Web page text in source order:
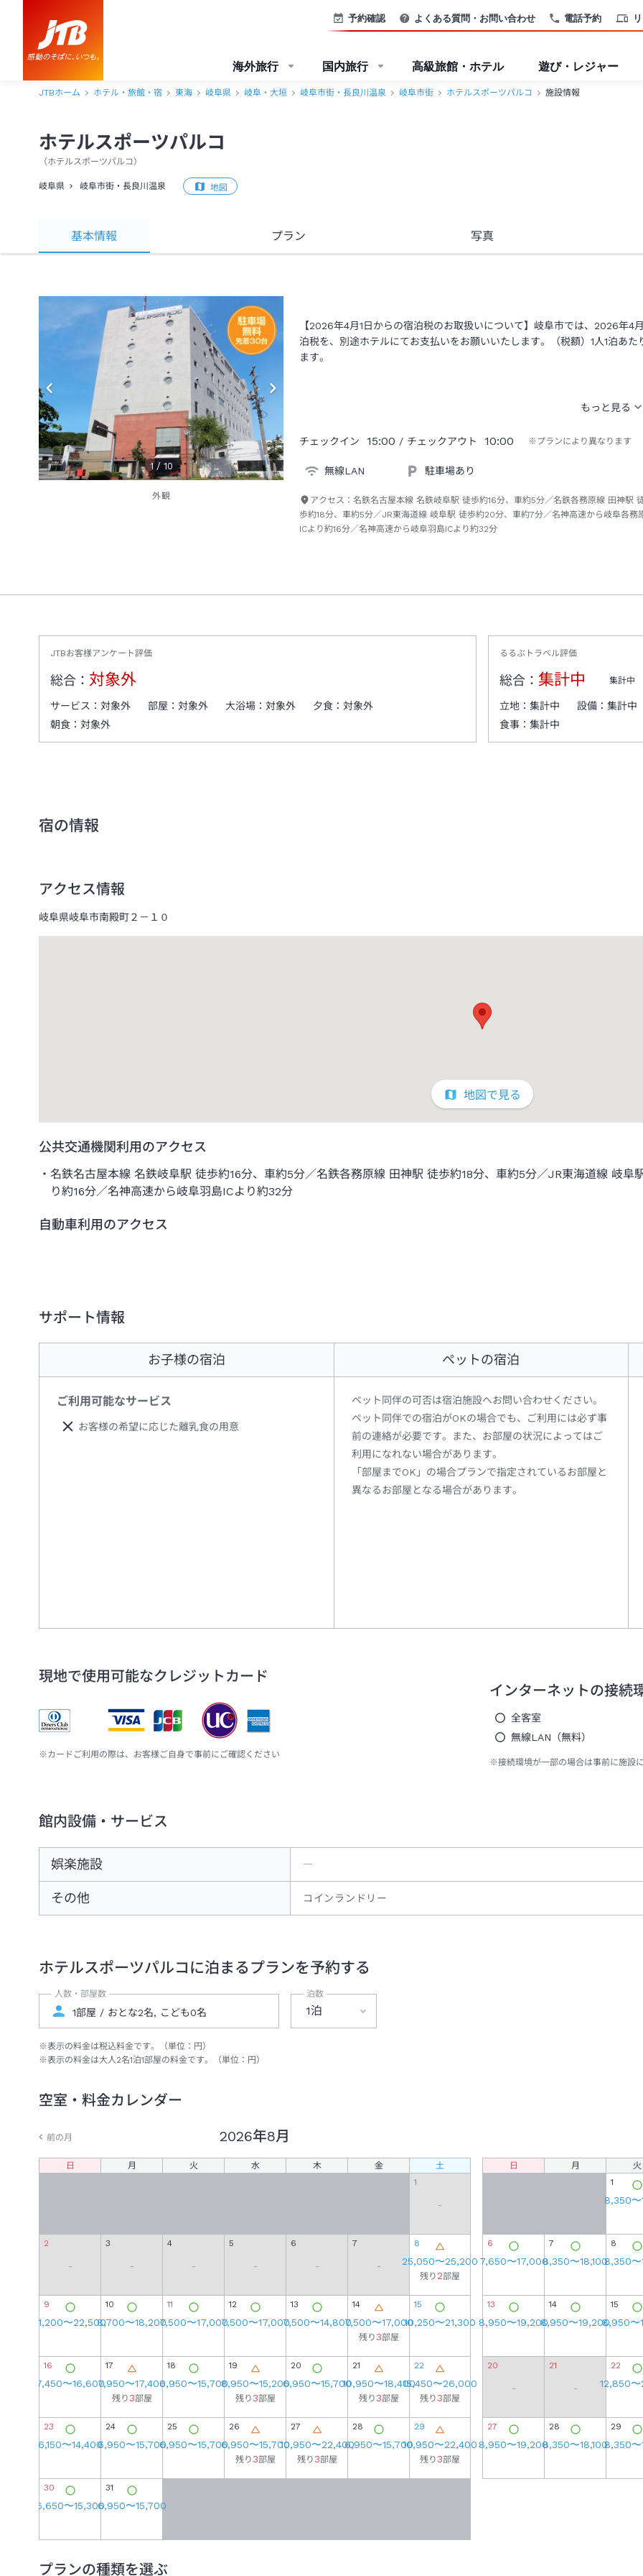
電話予約
予約確認 よくある質問・お問い合わせ
海外旅行 国内旅行 高級旅館・ホテル 遊び・レジャー
JTBホーム ホテル・旅館・宿 東海 岐阜県 岐阜・大垣 岐阜市街・長良川温泉 岐阜市街 ホテルスポーツパルコ 施設情報
ホテルスポーツパルコ
（ホテルスポーツパルコ ）
岐阜県 岐阜市街・長良川温泉 地図
基本情報 プラン 写真
1 / 10
外観
【2026年4月1日からの宿泊税のお取扱いについて】岐阜市では、2026年
泊税を、別途ホテルにてお支払いをお願いいたします。（税額）1人1泊
ます。
チェックイン 15:00 / チェックアウト 10:00 ※プランにより異なります
無線LAN 駐車場あり
アクセス：名鉄名古屋本線 名鉄岐阜駅 徒歩約16分、車約5分／名鉄各務原線 田神駅
歩約18分、車約5分／JR東海道線 岐阜駅 徒歩約20分、車約7分／名神高速から岐阜各務
ICより約16分／名神高速から岐阜羽島ICより約32分
JTBお客様アンケート評価
総合： 対象外
サービス： 対象外 部屋： 対象外 大浴場： 対象外 夕食： 対象外
朝食： 対象外
るるぶトラベル評価
総合： 集計中 集計中
立地：集計中 設備：集計中
食事：集計中
宿の情報
アクセス情報
岐阜県岐阜市南殿町２－１０
地図で見る
公共交通機関利用のアクセス
名鉄名古屋本線 名鉄岐阜駅 徒歩約16分、車約5分／名鉄各務原線 田神駅 徒歩約18分、車約5分／JR東海道線 岐
り約16分／名神高速から岐阜羽島ICより約32分
自動車利用のアクセス
サポート情報
お子様の宿泊
ご利用可能なサービス
お客様の希望に応じた離乳食の用意
ペットの宿泊
ペット同伴の可否は宿泊施設へお問い合わせください。
ペット同伴での宿泊がOKの場合でも、ご利用には必ず事
前の連絡が必要です。また、お部屋の状況によってはご
利用になれない場合があります。
「部屋までOK」の場合プランで指定されているお部屋と
異なるお部屋となる場合があります。
現地で使用可能なクレジットカード
※カードご利用の際は、お客様ご自身で事前にご確認ください
インターネットの接続
全客室
無線LAN（無料）
※接続環境が一部の場合は事前に施設
館内設備・サービス
娯楽施設 ―
その他 コインランドリー
ホテルスポーツパルコ に泊まるプランを予約する
人数・部屋数 泊数
1泊
※表示の料金は税込料金です。（単位：円）
※表示の料金は大人2名1泊1部屋の料金です。（単位：円）
空室・料金カレンダー
2026年8月
日 月 火 水 木 金
土
1
-
2
-
3
-
4
-
5
-
6
-
7
-
8
25,050〜25,200
残り2部屋
9
11,200〜22,500
10
8,700〜18,200
11
7,500〜17,000
12
7,500〜17,000
13
7,500〜14,800
14
7,500〜17,000
残り3部屋
15
10,250〜21,300
16
7,450〜16,600
17
7,950〜17,400
残り3部屋
18
6,950〜15,700
19
8,950〜15,200
残り3部屋
20
6,950〜15,700
21
10,950〜18,400
残り3部屋
22
15,450〜26,000
残り3部屋
23
6,150〜14,400
24
6,950〜15,700
25
6,950〜15,700
26
6,950〜15,700
残り3部屋
27
10,950〜22,400
残り3部屋
28
6,950〜15,700
29
10,950〜22,400
残り3部屋
30
6,650〜15,300
31
6,950〜15,700
日 月 火
1
8,350〜
6
7,650〜17,000
7
8,350〜18,100
8
8,350〜
13
8,950〜19,200
14
8,950〜19,200
15
8,950〜
20
-
21
-
22
12,850〜
27
8,950〜19,200
28
8,350〜18,100
29
8,350〜
前の月
プランの種類を選ぶ